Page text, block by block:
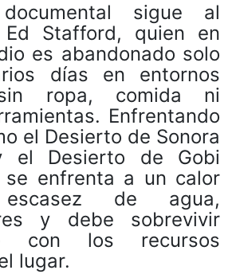
sigue al
Ed Stafford, quien en
es abandonado solo
días en entornos
ropa, comida ni
Enfrentando
el Desierto de Sonora
el Desierto de Gobi
se enfrenta a un calor
escasez de agua,
y debe sobrevivir
con los recursos
lugar.